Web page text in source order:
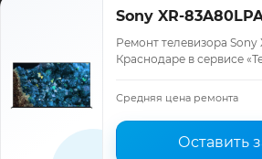
Sony XR-
Ремонт телевизора Sony
Краснодаре в сервисе
ремонта, запчасти и
Средняя цена ремонта
Оставить